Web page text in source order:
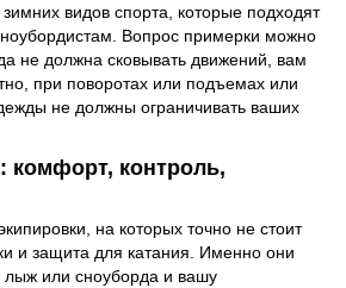
видов спорта, которые подходят
Вопрос примерки можно
не должна сковывать движений, вам
при поворотах или подъемах или
не должны ограничивать ваших
комфорт, контроль,
на которых точно не стоит
и защита для катания. Именно они
лыж или сноуборда и вашу